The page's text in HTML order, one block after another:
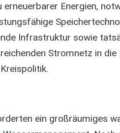
Energien,
Infrastruktur sowie
Stromnetz in die
ein großräumiges